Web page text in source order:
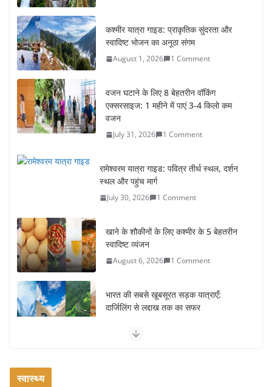
स्वादिष्ट भोजन का अनूठा संगम
August 1, 2026 1 Comment
एक्सरसाइज: 1 महीने में पाएं 3-4 किलो कम
वजन
July 31, 2026
स्थल और पहुंच मार्ग
July 30, 2026 1 Comment
स्वादिष्ट व्यंजन
August 6, 2026
दार्जिलिंग से लद्दाख तक का सफर
August 5, 2026 0 Comments
उत्तर प्रदेश के चार प्रमुख पर्यटन स्थल: ताज
स्वास्थ्य